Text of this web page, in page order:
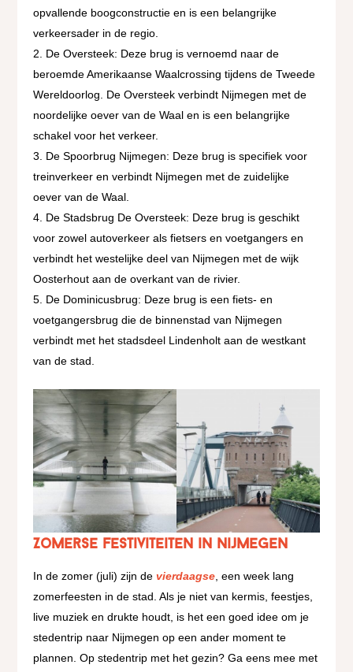
opvallende boogconstructie en is een belangrijke
verkeersader in de regio.
De Oversteek: Deze brug is vernoemd naar de
beroemde Amerikaanse Waalcrossing tijdens de Tweede
Wereldoorlog. De Oversteek verbindt Nijmegen met de
noordelijke oever van de Waal en is een belangrijke
schakel voor het verkeer.
De Spoorbrug Nijmegen: Deze brug is specifiek voor
treinverkeer en verbindt Nijmegen met de zuidelijke
oever van de Waal.
De Stadsbrug De Oversteek: Deze brug is geschikt
voor zowel autoverkeer als fietsers en voetgangers en
verbindt het westelijke deel van Nijmegen met de wijk
Oosterhout aan de overkant van de rivier.
De Dominicusbrug: Deze brug is een fiets- en
voetgangersbrug die de binnenstad van Nijmegen
verbindt met het stadsdeel Lindenholt aan de westkant
van de stad.
Zomerse festiviteiten in Nijmegen
In de zomer (juli) zijn devierdaagse , een week lang
zomerfeesten in de stad. Als je niet van kermis, feestjes,
live muziek en drukte houdt, is het een goed idee om je
stedentrip naar Nijmegen op een ander moment te
plannen. Op stedentrip met het gezin? Ga eens mee met